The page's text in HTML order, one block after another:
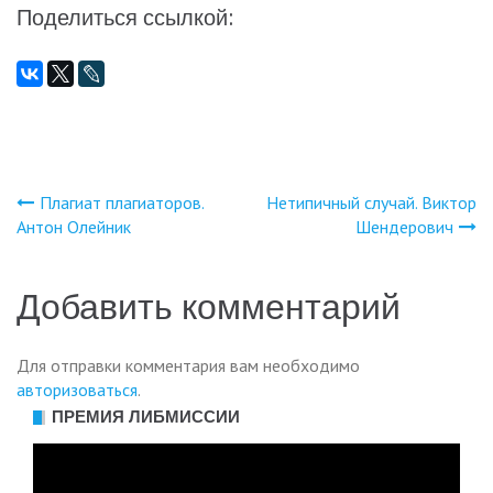
Поделиться ссылкой:
Навигация
записям
Плагиат плагиаторов.
Антон Олейник
Нетипичный случай. Виктор
Шендерович
Добавить комментарий
Для отправки комментария вам необходимо
авторизоваться.
ПРЕМИЯ ЛИБМИССИИ